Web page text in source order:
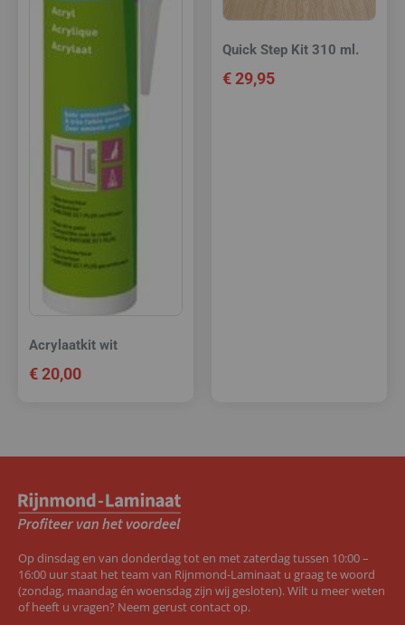
Acrylaatkit wit
€20,00
Quick Step Kit 310 ml.
€29,95
Op dinsdag en van donderdag tot en met zaterdag tussen 10:00 –
16:00 uur staat het team van Rijnmond-Laminaat u graag te woord
(zondag, maandag én woensdag zijn wij gesloten). Wilt u meer weten
of heeft u vragen? Neem gerust contact op.